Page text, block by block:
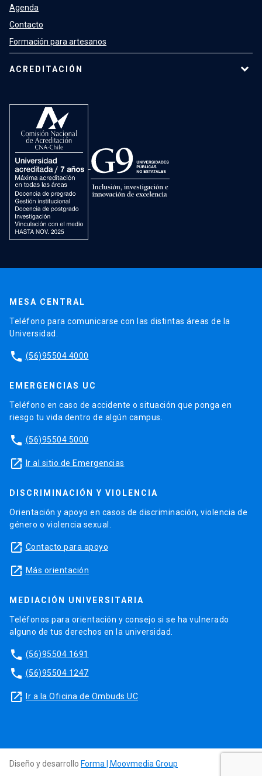
Agenda
Contacto
Formación para artesanos
ACREDITACIÓN
MESA CENTRAL
Teléfono para comunicarse con las distintas áreas de la
Universidad.
phone (56)95504 4000
EMERGENCIAS UC
Teléfono en caso de accidente o situación que ponga en
riesgo tu vida dentro de algún campus.
phone (56)95504 5000
launch Ir al sitio de Emergencias
DISCRIMINACIÓN Y VIOLENCIA
Orientación y apoyo en casos de discriminación, violencia de
género o violencia sexual.
launch Contacto para apoyo
launch Más orientación
MEDIACIÓN UNIVERSITARIA
Teléfonos para orientación y consejo si se ha vulnerado
alguno de tus derechos en la universidad.
phone (56)95504 1691
phone (56)95504 1247
launch Ir a la Oficina de Ombuds UC
Diseño y desarrollo Forma | Moovmedia Group